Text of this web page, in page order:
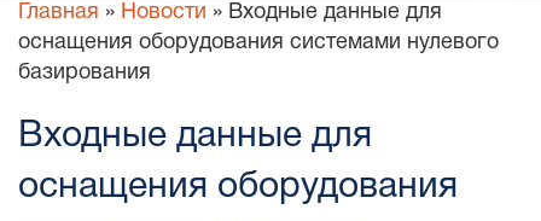
Главная » Новости » Входные данные для
оснащения оборудования системами нулевого
базирования
Входные данные для
оснащения оборудования